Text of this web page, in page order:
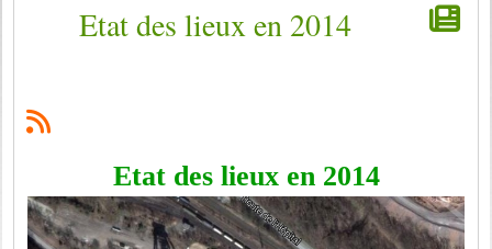
Etat des lieux en 2014
Etat des lieux en 2014